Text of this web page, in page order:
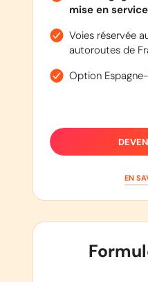
mise en service
Voies réservée
autoroutes de
Option
EN